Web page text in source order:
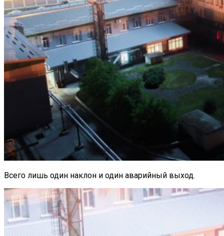
Всего лишь один наклон и один аварийный выход.